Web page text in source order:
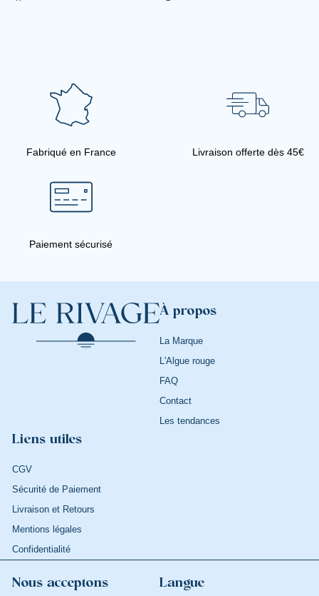
Fabriqué en France Livraison offerte dès 45€
Paiement sécurisé
À propos
La Marque
L'Algue rouge
FAQ
Contact
Les tendances
Liens utiles
CGV
Sécurité de Paiement
Livraison et Retours
Mentions légales
Confidentialité
Nous acceptons Langue